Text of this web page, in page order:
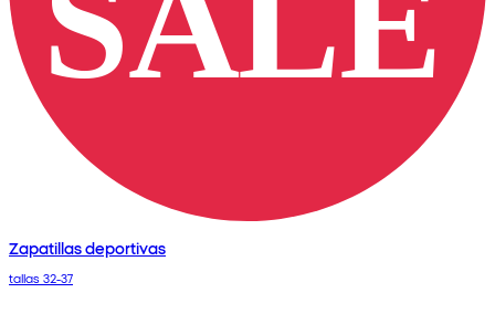
Zapatillas deportivas
tallas 32-37